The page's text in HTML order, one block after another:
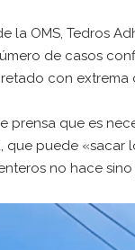
la OMS, Tedros
de casos
con extrema
prensa que es
que puede «sacar
no hace